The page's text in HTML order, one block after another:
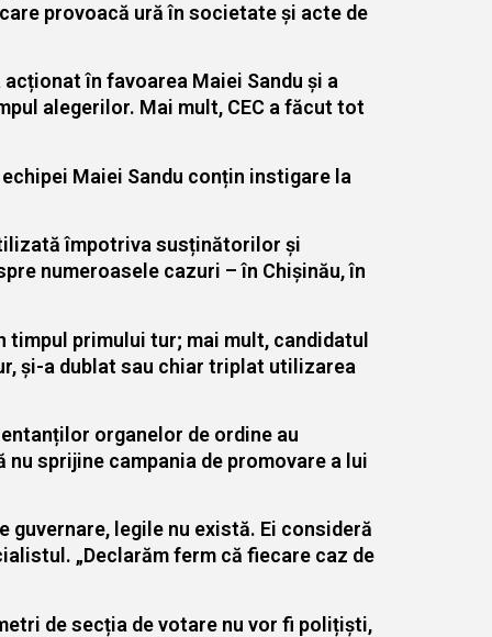
provoacă ură în societate și acte de
în favoarea Maiei Sandu și a
alegerilor. Mai mult, CEC a făcut tot
Maiei Sandu conțin instigare la
împotriva susținătorilor și
numeroasele cazuri – în Chișinău, în
primului tur; mai mult, candidatul
și-a dublat sau chiar triplat utilizarea
organelor de ordine au
sprijine campania de promovare a lui
legile nu există. Ei consideră
„Declarăm ferm că fiecare caz de
de secția de votare nu vor fi polițiști,